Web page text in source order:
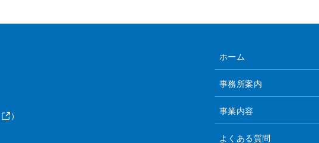
）
ホーム
事務所案内
事業内容
よくある質問